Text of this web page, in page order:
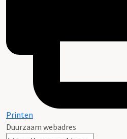
Printen
Duurzaam webadres